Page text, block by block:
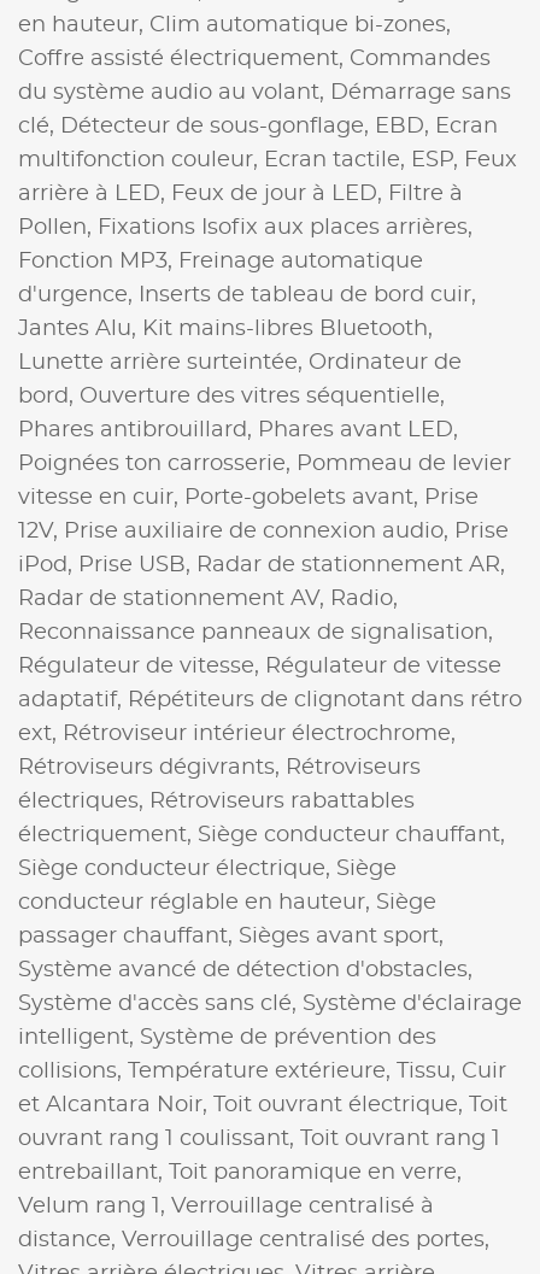
en hauteur, Clim automatique bi-zones,
Coffre assisté électriquement, Commandes
du système audio au volant,
Démarrage sans
clé,
Détecteur de sous-gonflage, EBD, Ecran
multifonction couleur, Ecran tactile, ESP, Feux
arrière à LED, Feux de jour à LED, Filtre à
Pollen, Fixations Isofix aux places arrières,
Fonction MP3, Freinage automatique
d'urgence,
Inserts de tableau de bord cuir,
Jantes Alu, Kit mains-libres Bluetooth,
Lunette arrière surteintée, Ordinateur de
bord, Ouverture des vitres séquentielle,
Phares antibrouillard, Phares avant LED,
Poignées ton carrosserie, Pommeau de levier
vitesse en cuir, Porte-gobelets avant, Prise
12V, Prise auxiliaire de connexion audio, Prise
iPod, Prise USB, Radar de stationnement AR,
Radar de stationnement AV, Radio,
Reconnaissance panneaux de signalisation,
Régulateur de vitesse, Régulateur de vitesse
adaptatif, Répétiteurs de clignotant dans rétro
ext, Rétroviseur intérieur électrochrome,
Rétroviseurs dégivrants, Rétroviseurs
électriques, Rétroviseurs rabattables
électriquement, Siège conducteur chauffant,
Siège conducteur électrique, Siège
conducteur réglable en hauteur, Siège
passager chauffant, Sièges avant sport,
Système avancé de détection d'obstacles,
Système d'accès sans clé, Système d'éclairage
intelligent, Système de prévention des
collisions,
Température extérieure,
Tissu, Cuir
et Alcantara Noir,
Toit ouvrant électrique,
Toit
ouvrant rang 1 coulissant,
Toit ouvrant rang 1
entrebaillant,
Toit panoramique en verre,
Velum rang 1, Verrouillage centralisé à
distance, Verrouillage centralisé des portes,